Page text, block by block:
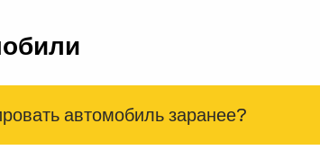
автомобиль заранее?